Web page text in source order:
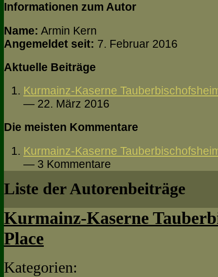
Informationen zum Autor
Name: Armin Kern
Angemeldet seit: 7. Februar 2016
Aktuelle Beiträge
Kurmainz-Kaserne
— 22. März 2016
Die meisten Kommentare
Kurmainz-Kaserne
— 3 Kommentare
Liste der Autorenbeiträge
Kurmainz-Kaserne
Place
Kategorien: